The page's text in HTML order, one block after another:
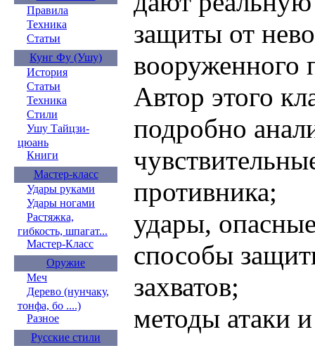
Правила
Техника
Статьи
Кунг Фу (Ушу)
История
Статьи
Техника
Стили
Ушу Тайцзи-
цюань
Книги
Мастер-класс
Удары руками
Удары ногами
Растяжка,
гибкость, шпагат...
Мастер-Класс
Оружие
Меч
Дерево (нунчаку,
тонфа, бо ....)
Разное
Русские стили
защиты от
вооруженного
Автор этого
подробно
противника;
удары,
способы
захватов;
методы атаки